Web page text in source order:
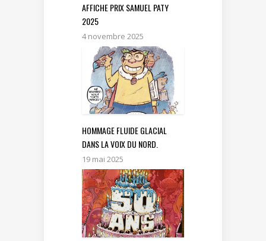
AFFICHE PRIX SAMUEL PATY
2025
4 novembre 2025
HOMMAGE FLUIDE GLACIAL
DANS LA VOIX DU NORD.
19 mai 2025